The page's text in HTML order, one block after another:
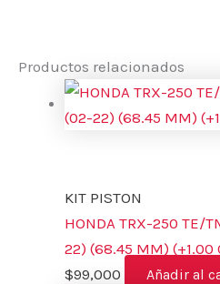
Productos relacionados
KIT PISTON
HONDA TRX-250 TE/
22) (68.45 MM) (+1.00
$99,000 Añadir al